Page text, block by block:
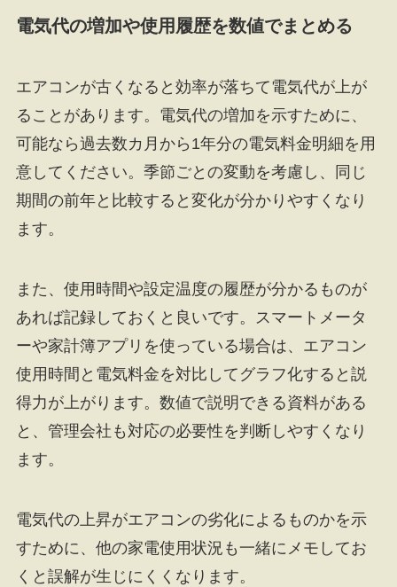
電気代の増加や使用履歴を数値でまとめる
エアコンが古くなると効率が落ちて電気代が上が
ることがあります。電気代の増加を示すために、
可能なら過去数カ月から1年分の電気料金明細を用
意してください。季節ごとの変動を考慮し、同じ
期間の前年と比較すると変化が分かりやすくなり
ます。
また、使用時間や設定温度の履歴が分かるものが
あれば記録しておくと良いです。スマートメータ
ーや家計簿アプリを使っている場合は、エアコン
使用時間と電気料金を対比してグラフ化すると説
得力が上がります。数値で説明できる資料がある
と、管理会社も対応の必要性を判断しやすくなり
ます。
電気代の上昇がエアコンの劣化によるものかを示
すために、他の家電使用状況も一緒にメモしてお
くと誤解が生じにくくなります。